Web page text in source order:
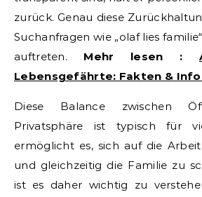
zurück. Genau diese
Suchanfragen wie „olaf lies
auftreten. Mehr lesen :
Lebensgefährte: Fakten &
Diese Balance zwischen
Privatsphäre ist typisch für
ermöglicht es, sich auf die
und gleichzeitig die Familie zu
ist es daher wichtig zu